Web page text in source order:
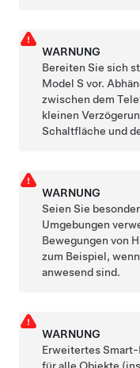
WARNUNG
Bereiten Sie sich
Model S vor.
zwischen dem
kleinen
Schaltfläche und
WARNUNG
Seien Sie
Umgebungen
Bewegungen von
zum Beispiel,
anwesend sind.
WARNUNG
Erweitertes